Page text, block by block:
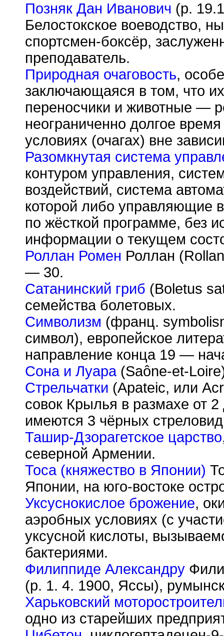
Позняк Дан Иванович (р.
Белостокское воеводство,
спортсмен-боксёр,
преподаватель.
Природная очаговость,
заключающаяся в том, что
переносчики и животные —
неограниченно долгое
условиях (очагах) вне
Разомкнутая система
контуром управления,
воздействий, система
которой либо управляющие
по жёсткой программе, без
информации о текущем
Роллан Ромен Роллан
— 30.
Сатанинский гриб (Boletus
семейства болетовых.
Символизм (франц.
символ), европейское
направление конца 19 —
Сона и Луара(Saône-et-
Стрельчатки (Apateic, или
совок Крылья в размахе от
имеются 3 чёрных
Ташир-Дзорагетское царство
северной Армении.
Тоса (княжество в Японии)
Японии, на юго-востоке
Уксуснокислое брожение,
аэробных условиях (с
уксусной кислоты,
бактериями.
Филиппиде Александру
(р. 1. 4. 1900, Яссы),
Харьковский
одно из старейших